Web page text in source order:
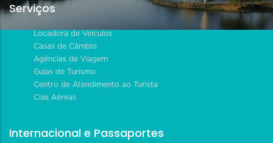
Serviços
Locadora de Veículos
Casas de Câmbio
Agências de Viagem
Guias de Turismo
Centro de Atendimento ao Turista
Cias Aéreas
Internacional e Passaportes